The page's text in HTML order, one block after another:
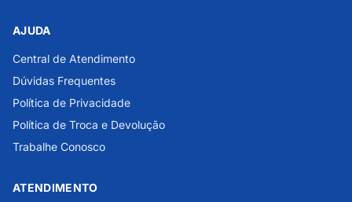
AJUDA
Central de Atendimento
Dúvidas Frequentes
Política de Privacidade
Política de Troca e Devolução
Trabalhe Conosco
ATENDIMENTO